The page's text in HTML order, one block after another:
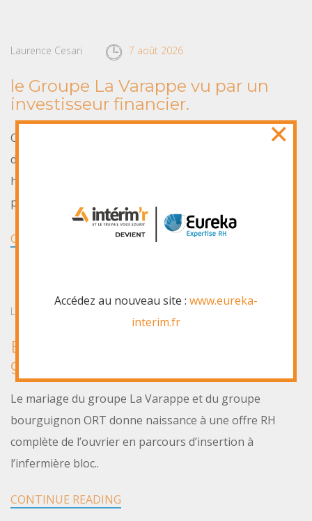
Laurence Cesari 7 août 2026
le Groupe La Varappe vu par un
investisseur financier.
Ci dessous un article concernant l’action de Phitrust
dans l’Impact Investing.
http://www.groupelavarappe.fr/trends-tendances-une-
philanthropie-tres-professionnelle/
CONTINUE READING
Laurence Cesari
Eureka & Interim'R une offre
globale d'Emploi
Le mariage du groupe La Varappe et du groupe
bourguignon ORT donne naissance à une offre RH
complète de l’ouvrier en parcours d’insertion à
l’infermière bloc..
CONTINUE READING
Accédez au nouveau site : www.eureka-
interim.fr
×